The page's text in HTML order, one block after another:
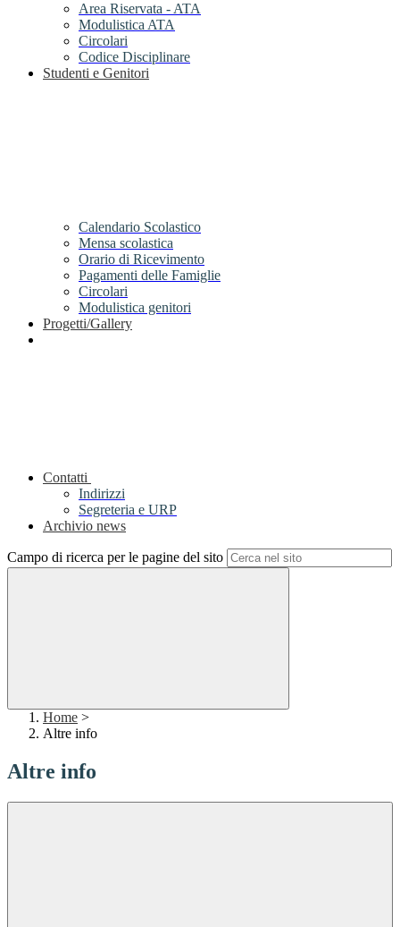
Area Riservata - ATA
Modulistica ATA
Circolari
Codice Disciplinare
Studenti e Genitori
Calendario Scolastico
Mensa scolastica
Orario di Ricevimento
Pagamenti delle Famiglie
Circolari
Modulistica genitori
Progetti/Gallery
Contatti
Indirizzi
Segreteria e URP
Archivio news
Campo di ricerca per le pagine del sito
Home >
Altre info
Altre info